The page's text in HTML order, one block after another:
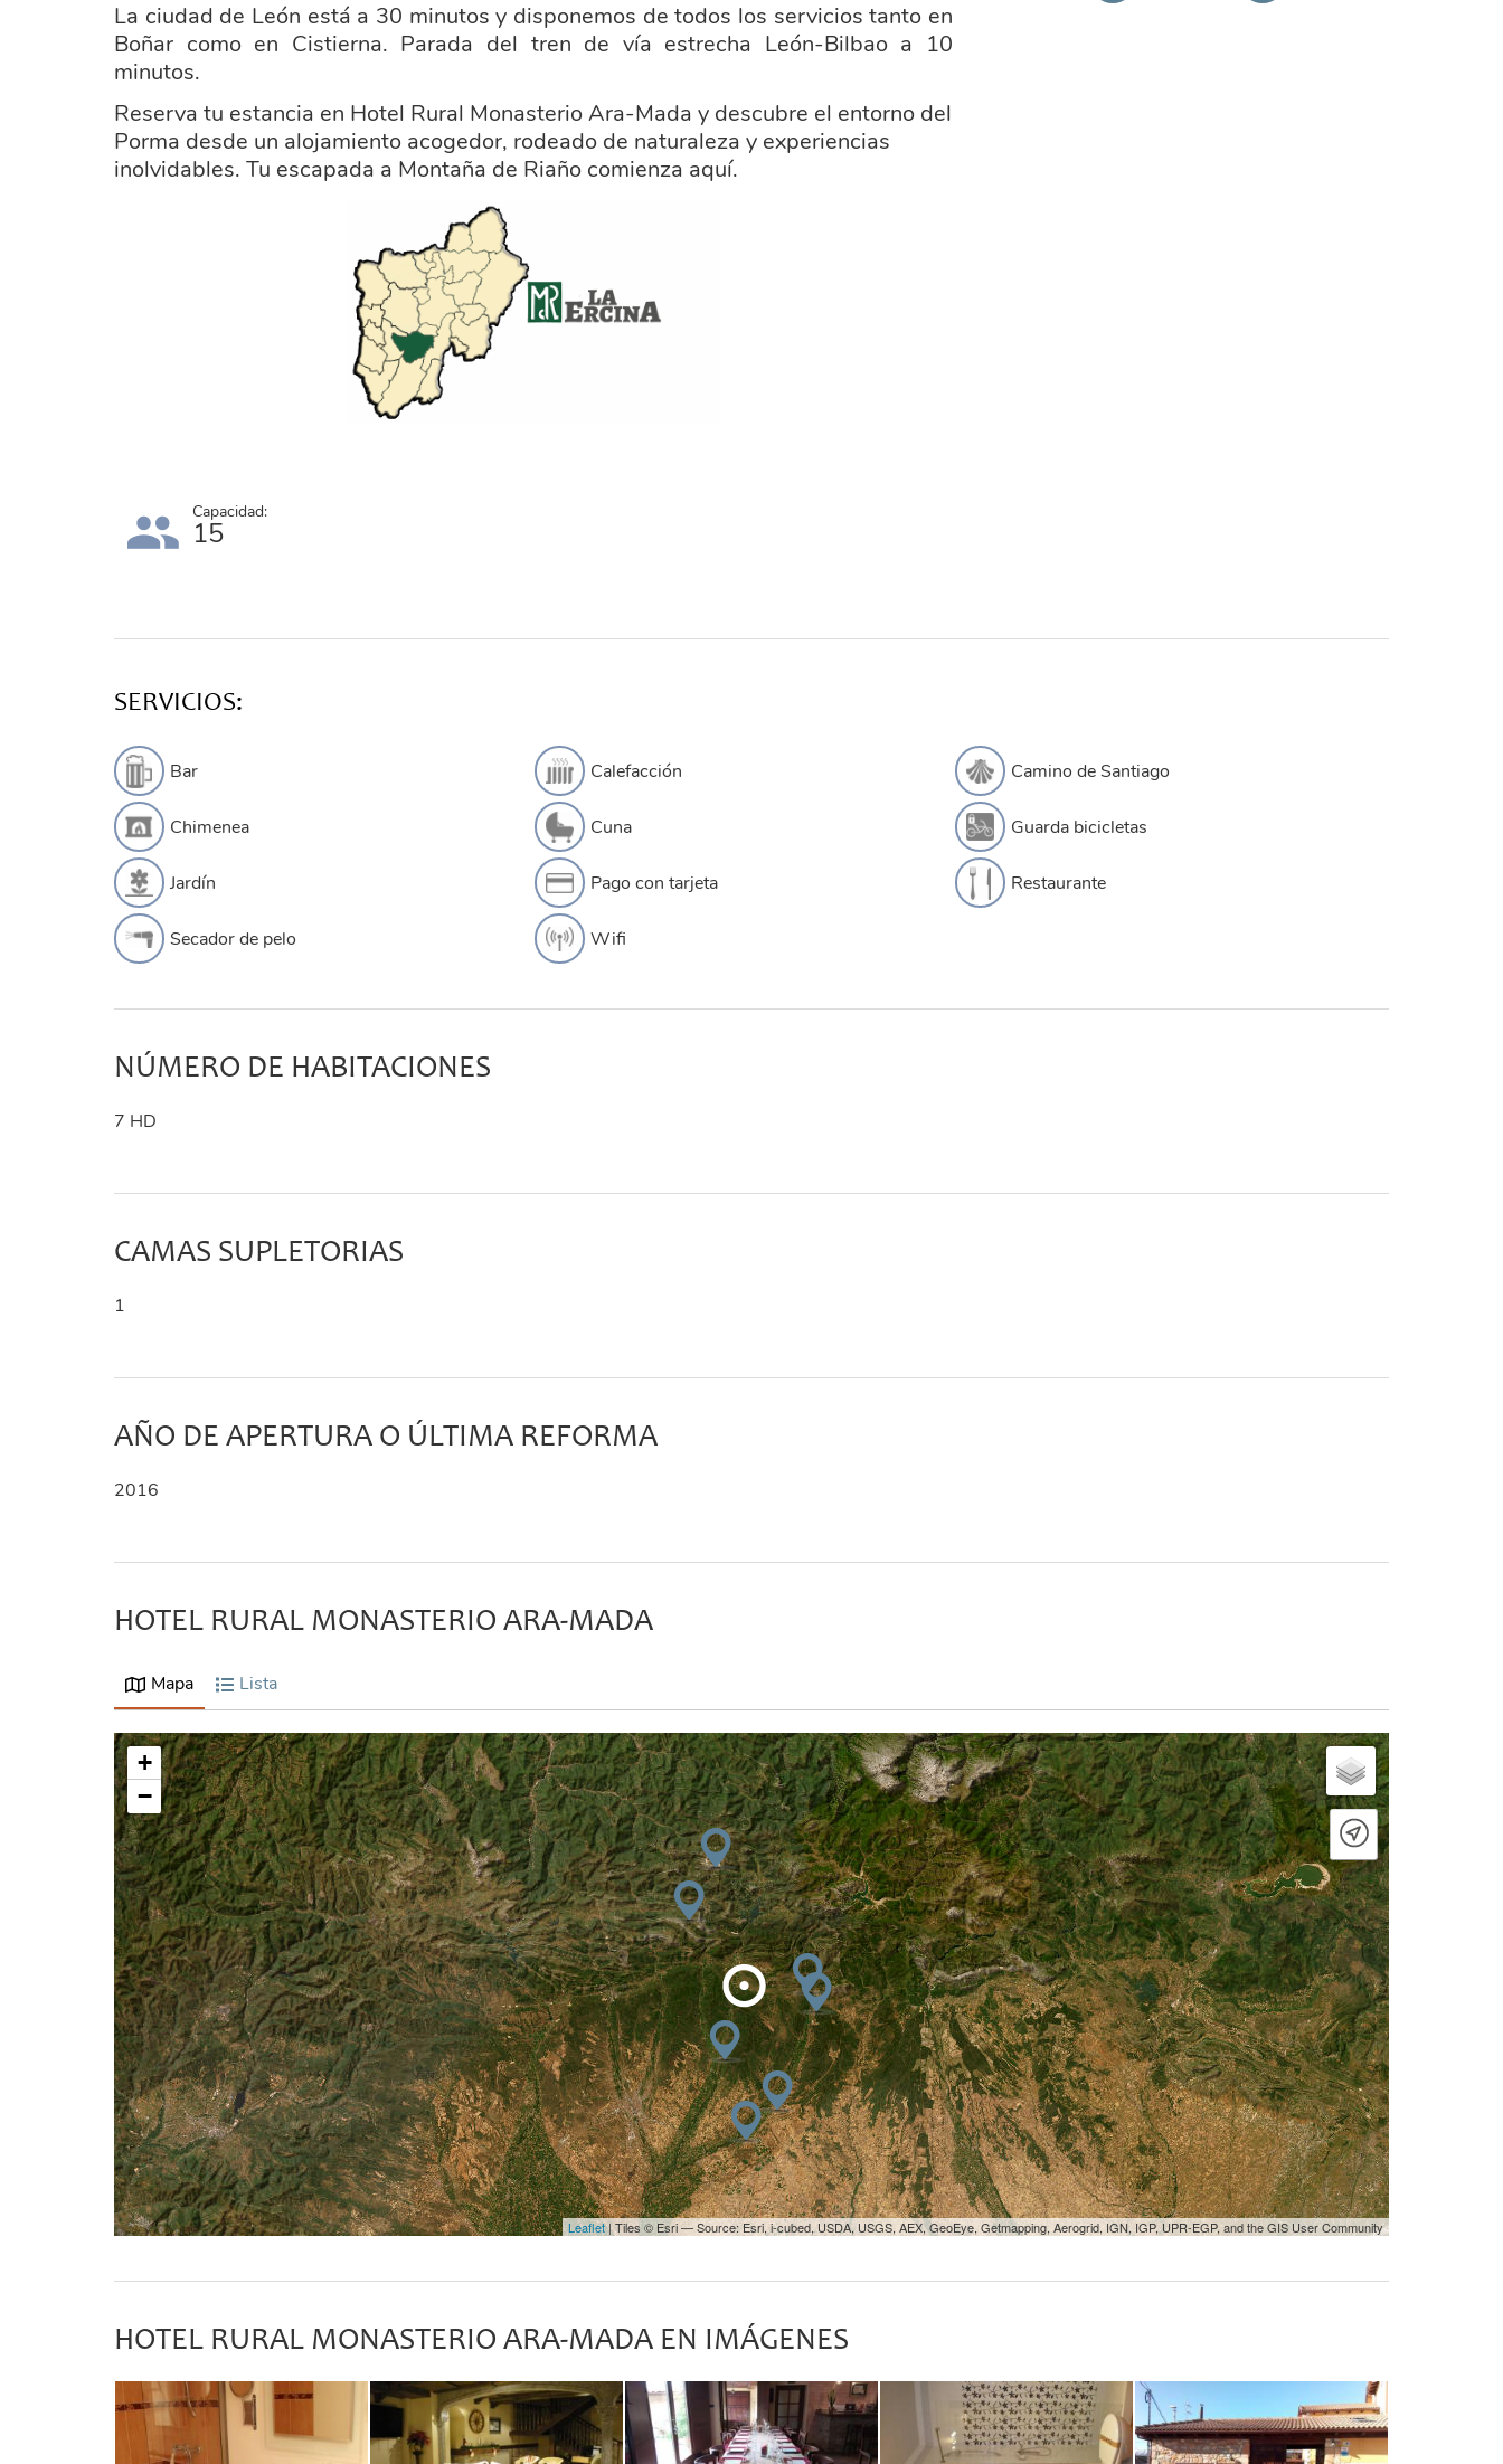
La ciudad de León está a 30 minutos y disponemos de todos los servicios tanto en
Boñar como en Cistierna. Parada del tren de vía estrecha León-Bilbao a 10
minutos.
Reserva tu estancia en Hotel Rural Monasterio Ara-Mada y descubre el entorno del
Porma desde un alojamiento acogedor, rodeado de naturaleza y experiencias
inolvidables. Tu escapada a Montaña de Riaño comienza aquí.
Capacidad:
15
SERVICIOS:
Bar Calefacción Camino de Santiago
Chimenea Cuna Guarda bicicletas
Jardín Pago con tarjeta Restaurante
Secador de pelo Wifi
NÚMERO DE HABITACIONES
7 HD
CAMAS SUPLETORIAS
1
AÑO DE APERTURA O ÚLTIMA REFORMA
2016
HOTEL RURAL MONASTERIO ARA-MADA
Mapa Lista
+
−
Leaflet| Tiles © Esri — Source: Esri, i-cubed, USDA, USGS, AEX, GeoEye, Getmapping, Aerogrid, IGN, IGP, UPR-EGP, and the GIS User Community
HOTEL RURAL MONASTERIO ARA-MADA EN IMÁGENES